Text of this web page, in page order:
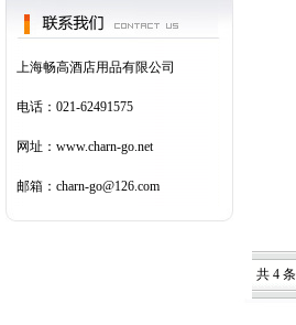
上海畅高酒店用品有限公司
电话：021-62491575
网址：www.charn-go.net
邮箱：charn-go@126.com
共 4